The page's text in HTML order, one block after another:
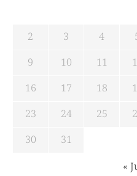
2
3 4
9
10 11
16
17 18
23
24 25
30
31
«